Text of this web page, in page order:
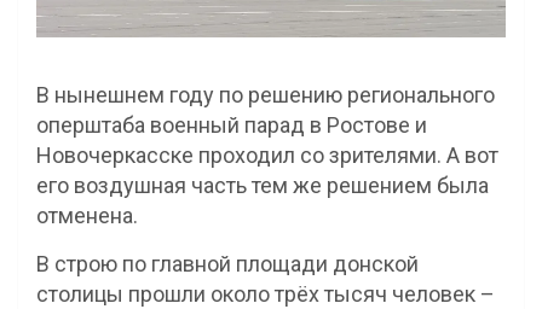
В нынешнем году по решению регионального
оперштаба военный парад в Ростове и
Новочеркасске проходил со зрителями. А вот
его воздушная часть тем же решением была
отменена.
В строю по главной площади донской
столицы прошли около трёх тысяч человек –